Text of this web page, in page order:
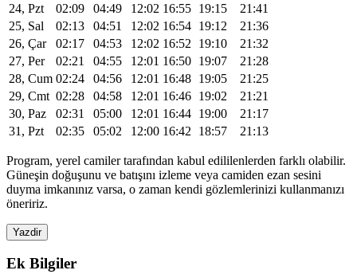
24, Pzt
02:09 04:49 12:02 16:55 19:15
21:41
25, Sal
02:13 04:51 12:02 16:54 19:12
21:36
26, Çar
02:17 04:53 12:02 16:52 19:10
21:32
27, Per
02:21 04:55 12:01 16:50 19:07
21:28
28, Cum 02:24 04:56 12:01 16:48 19:05
21:25
29, Cmt 02:28 04:58 12:01 16:46 19:02
21:21
30, Paz
02:31 05:00 12:01 16:44 19:00
21:17
31, Pzt
02:35 05:02 12:00 16:42 18:57 21:13
Program, yerel camiler tarafından kabul edililenlerden farklı olabilir.
Güneşin doğuşunu ve batışını izleme veya camiden ezan sesini
duyma imkanınız varsa, o zaman kendi gözlemlerinizi kullanmanızı
öneririz.
Yazdir
Ek Bilgiler